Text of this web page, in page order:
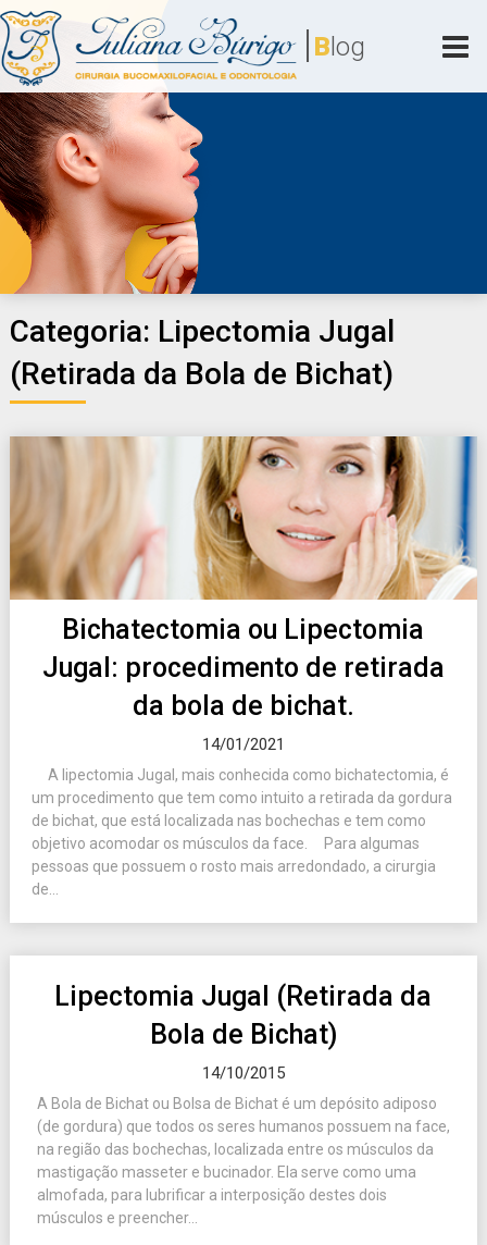
Skip
to
content
| Blog
Juliana Búrigo
Cirurgia Bucomaxilofacial e Odontologia
Categoria: Lipectomia Jugal
(Retirada da Bola de Bichat)
Bichatectomia ou Lipectomia
Jugal: procedimento de retirada
da bola de bichat.
14/01/2021
A lipectomia Jugal, mais conhecida como bichatectomia, é
um procedimento que tem como intuito a retirada da gordura
de bichat, que está localizada nas bochechas e tem como
objetivo acomodar os músculos da face. Para algumas
pessoas que possuem o rosto mais arredondado, a cirurgia
de...
Lipectomia Jugal (Retirada da
Bola de Bichat)
14/10/2015
A Bola de Bichat ou Bolsa de Bichat é um depósito adiposo
(de gordura) que todos os seres humanos possuem na face,
na região das bochechas, localizada entre os músculos da
mastigação masseter e bucinador. Ela serve como uma
almofada, para lubrificar a interposição destes dois
músculos e preencher...